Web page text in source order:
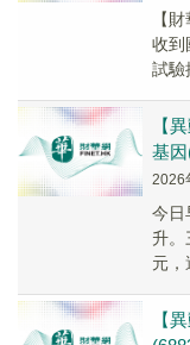
【
收到
試驗
【
基
2026
今日
升。
元
【